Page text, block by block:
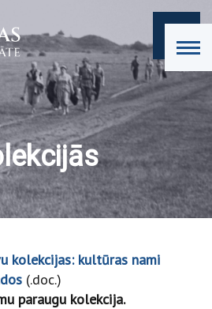
kolekcijas: kultūras nami
(.doc.)
paraugu kolekcija.